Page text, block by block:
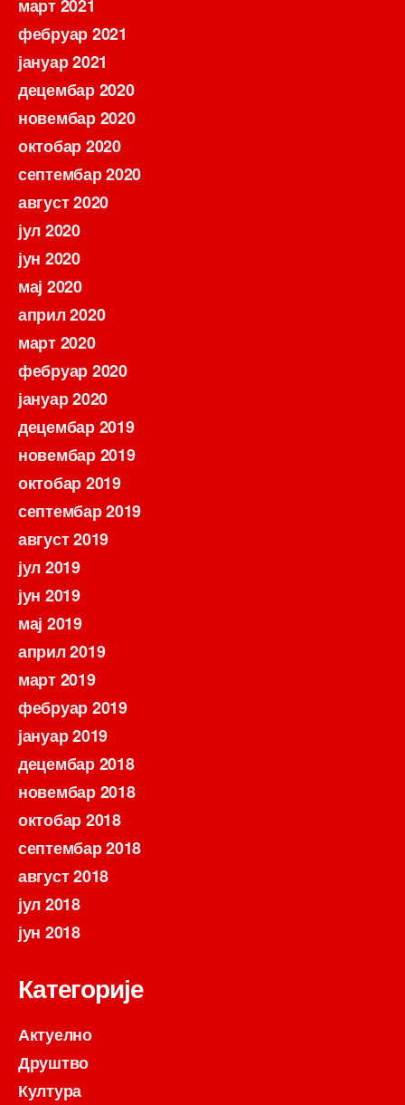
март 2021
фебруар 2021
јануар 2021
децембар 2020
новембар 2020
октобар 2020
септембар 2020
август 2020
јул 2020
јун 2020
мај 2020
април 2020
март 2020
фебруар 2020
јануар 2020
децембар 2019
новембар 2019
октобар 2019
септембар 2019
август 2019
јул 2019
јун 2019
мај 2019
април 2019
март 2019
фебруар 2019
јануар 2019
децембар 2018
новембар 2018
октобар 2018
септембар 2018
август 2018
јул 2018
јун 2018
Категорије
Актуелно
Друштво
Култура